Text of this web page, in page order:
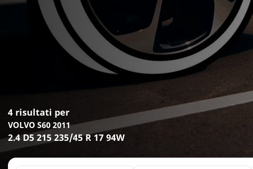
4 risultati per
VOLVO S60 2011
2.4 D5 215 235/45 R 17 94W